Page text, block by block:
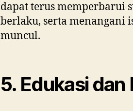
dapat terus memperbarui
berlaku, serta menangani
muncul.
5. Edukasi